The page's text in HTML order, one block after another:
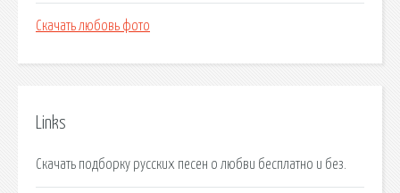
Скачать любовь фото
Links
Скачать подборку русских песен о любви бесплатно и без.